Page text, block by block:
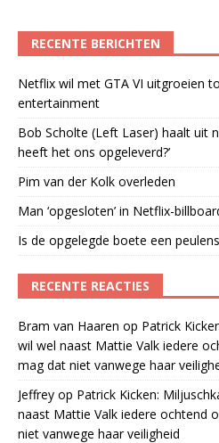
RECENTE BERICHTEN
Netflix wil met GTA VI uitgroeien
entertainment
Bob Scholte (Left Laser) haalt uit
heeft het ons opgeleverd?’
Pim van der Kolk overleden
Man ‘opgesloten’ in Netflix-
Is de opgelegde boete een
RECENTE REACTIES
Bram van Haaren op Patrick
wil wel naast Mattie Valk iedere
mag dat niet vanwege haar
Jeffrey op Patrick Kicken:
naast Mattie Valk iedere ochtend
niet vanwege haar veiligheid